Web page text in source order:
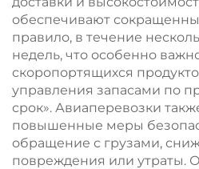
обеспечивают
правило, в течение
недель, что особенно
скоропортящихся
управления запасами по
срок». Авиаперевозки
повышенные меры
обращение с грузами,
повреждения или утраты.